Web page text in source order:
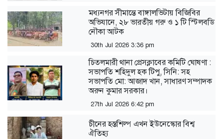
মধ্যনগর সীমান্তে বাঙ্গালভিটায় বিজিবির
অভিযানে, ২৮ ভারতীয় গরু ও ১ টি স্টিলবডি
নৌকা আটক
30th Jul 2026 3:36 pm
চিতলমারী থানা প্রেসক্লাবের কমিটি ঘোষণা :
সভাপতি শহিদুল হক টিপু, সিনি: সহ
সভাপতি মো: আজাদ খান, সাধারণ সম্পাদক
অরুন কুমার সরকার।
27th Jul 2026 6:42 pm
চীনের হস্তশিল্প এখন ইউনেস্কোর বিশ্ব
ঐতিহ্য